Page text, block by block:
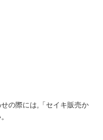
の際には,「セイキ販売か